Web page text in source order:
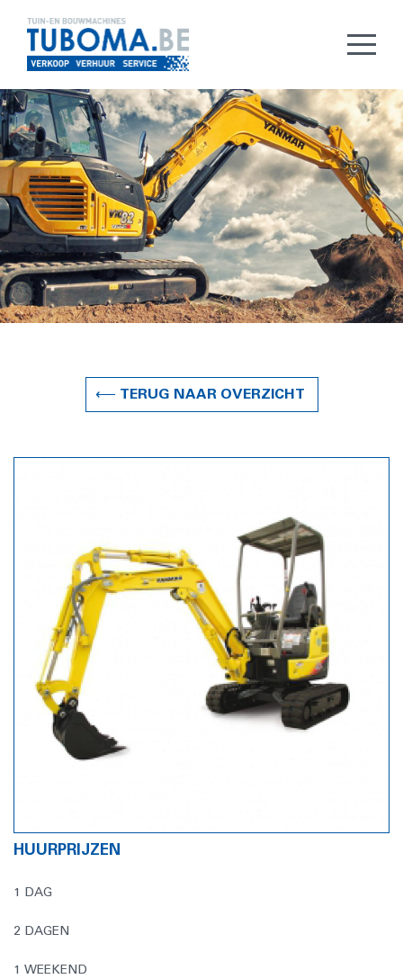
⟵ TERUG NAAR OVERZICHT
HUURPRIJZEN
1 DAG
2 DAGEN
1 WEEKEND